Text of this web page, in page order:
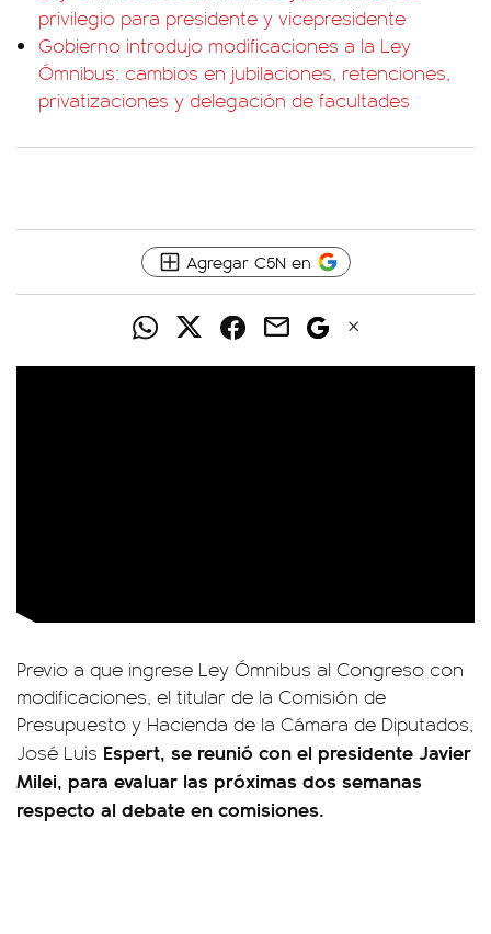
privilegio para presidente y vicepresidente
Gobierno introdujo modificaciones a la Ley
Ómnibus: cambios en jubilaciones, retenciones,
privatizaciones y delegación de facultades
Agregar C5N en
Previo a que ingrese Ley Ómnibus al Congreso con
modificaciones, el titular de la Comisión de
Presupuesto y Hacienda de la Cámara de Diputados,
José Luis Espert, se reunió con el presidente Javier
Milei, para evaluar las próximas dos semanas
respecto al debate en comisiones.